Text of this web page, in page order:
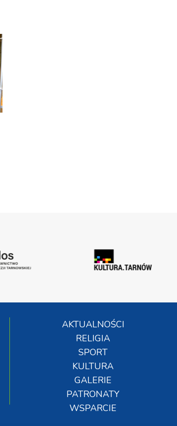
AKTUALNOŚCI
RELIGIA
SPORT
KULTURA
GALERIE
PATRONATY
WSPARCIE